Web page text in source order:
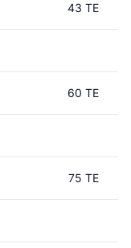
43 TE
60 TE
75 TE